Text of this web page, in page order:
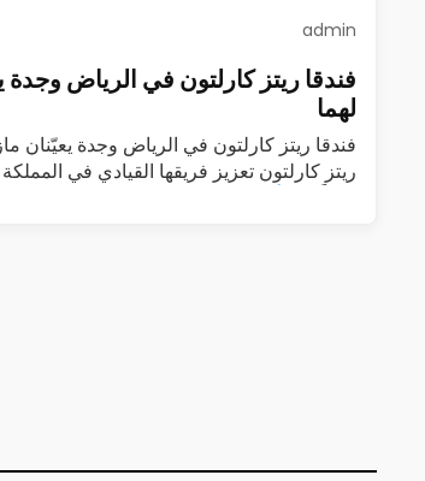
admin
فندقا ريتز كارلتون في الرياض وجدة
لهما
فندقا ريتز كارلتون في الرياض وجدة يعيّنان
ريتز كارلتون تعزيز فريقها القيادي في